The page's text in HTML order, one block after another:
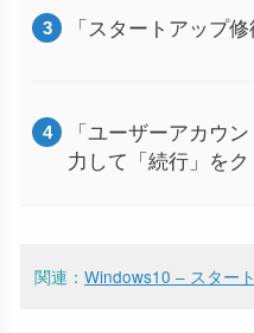
「スタートアップ
「ユーザーアカウ
力して「続行」をク
関連： Windows10 – スター